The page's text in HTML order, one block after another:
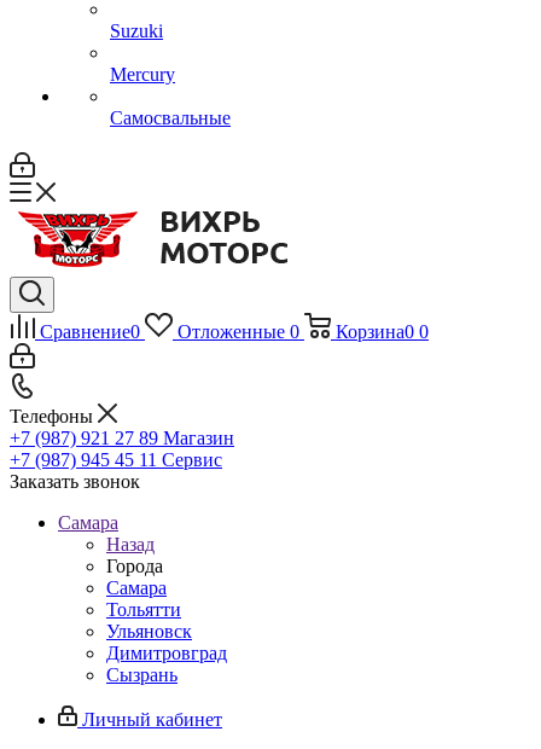
Suzuki
Mercury
Самосвальные
Сравнение0 Отложенные 0 Корзина0 0
Телефоны
+7 (987) 921 27 89 Магазин
+7 (987) 945 45 11 Сервис
Заказать звонок
Самара
Назад
Города
Самара
Тольятти
Ульяновск
Димитровград
Сызрань
Личный кабинет